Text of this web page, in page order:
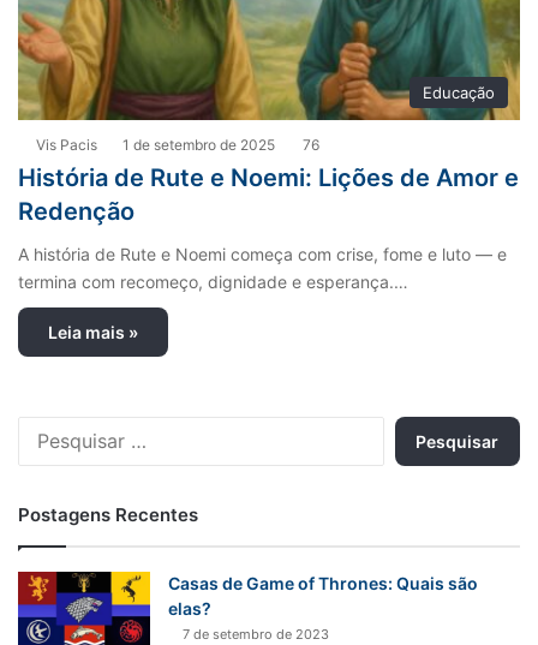
Educação
Vis Pacis 1 de setembro de 2025 76
História de Rute e Noemi: Lições de Amor e
Redenção
A história de Rute e Noemi começa com crise, fome e luto — e
termina com recomeço, dignidade e esperança.…
Leia mais »
s
Postagens Recentes
Casas de Game of Thrones: Quais são
elas?
7 de setembro de 2023